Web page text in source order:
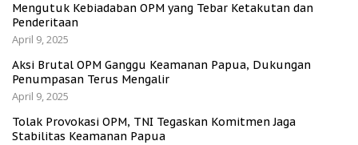
Mengutuk Kebiadaban OPM yang Tebar Ketakutan dan
Penderitaan
April 9, 2025
Aksi Brutal OPM Ganggu Keamanan Papua, Dukungan
Penumpasan Terus Mengalir
April 9, 2025
Tolak Provokasi OPM, TNI Tegaskan Komitmen Jaga
Stabilitas Keamanan Papua